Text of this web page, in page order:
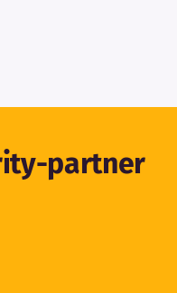
partner